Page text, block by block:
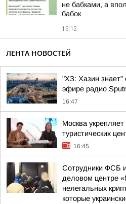
не бабками, а
бабок
15:12
ЛЕНТА НОВОСТЕЙ
"ХЗ: Хазин
эфире радио
16:47
Москва укрепляет
туристических
16:45
Сотрудники ФСБ
деловом центре
нелегальных
которые